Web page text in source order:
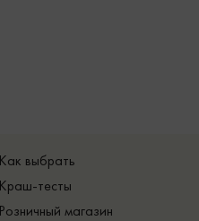
Как выбрать
Краш-тесты
Розничный магазин